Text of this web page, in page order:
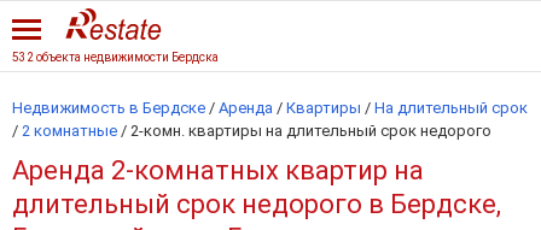
532 объекта недвижимости Бердска
Недвижимость в Бердске / Аренда / Квартиры / На длительный срок
/ 2 комнатные / 2-комн. квартиры на длительный срок недорого
Аренда 2-комнатных квартир на
длительный срок недорого в Бердске,